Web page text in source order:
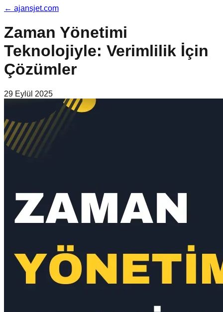
← ajansjet.com
Zaman Yönetimi
Teknolojiyle: Verimlilik İçin
Çözümler
29 Eylül 2025